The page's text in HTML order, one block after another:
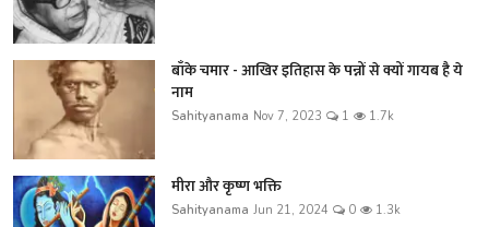
बाँके चमार - आखिर इतिहास के पन्नों से क्यों गायब है ये
नाम
Sahityanama Nov 7, 2023 1 1.7k
मीरा और कृष्ण भक्ति
Sahityanama Jun 21, 2024 0 1.3k